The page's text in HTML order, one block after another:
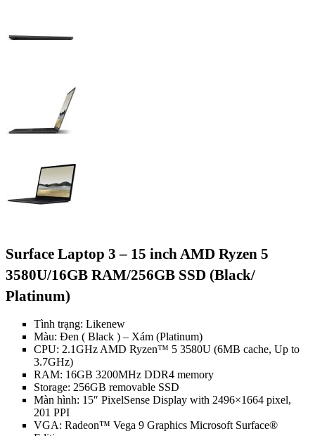
Surface Laptop 3 – 15 inch AMD Ryzen 5
3580U/16GB RAM/256GB SSD (Black/
Platinum)
Tình trạng: Likenew
Màu: Đen ( Black ) – Xám (Platinum)
CPU: 2.1GHz AMD Ryzen™ 5 3580U (6MB cache, Up to
3.7GHz)
RAM: 16GB 3200MHz DDR4 memory
Storage: 256GB removable SSD
Màn hình: 15″ PixelSense Display with 2496×1664 pixel,
201 PPI
VGA: Radeon™ Vega 9 Graphics Microsoft Surface®